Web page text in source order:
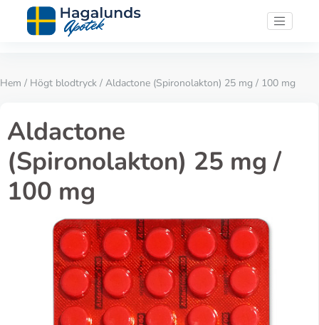
Hem / Högt blodtryck / Aldactone (Spironolakton) 25 mg / 100 mg
Aldactone
(Spironolakton) 25 mg /
100 mg